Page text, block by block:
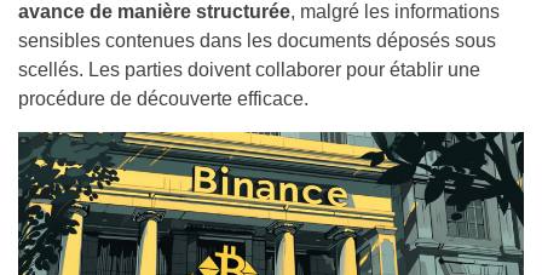
avance de manière structurée, malgré les informations
sensibles contenues dans les documents déposés sous
scellés. Les parties doivent collaborer pour établir une
procédure de découverte efficace.